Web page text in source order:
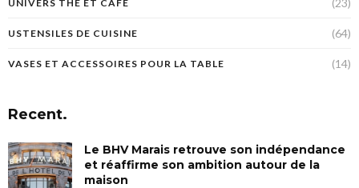
UNIVERS THÉ ET CAFÉ
USTENSILES DE CUISINE (64)
VASES ET ACCESSOIRES POUR LA TABLE (14)
Recent.
Le BHV Marais retrouve son indépendance
et réaffirme son ambition autour de la
maison